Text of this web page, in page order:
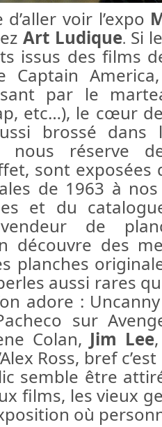
d’aller voir l’expo
Art Ludique. Si
issus des films
Captain
par le
etc…), le cœur
brossé
nous réserve
sont exposées
de 1963 à
et du
de
découvre des
planches
aussi rares
adore :
sur
Colan, Jim Lee
Ross, bref
semble être
films, les vieux
où